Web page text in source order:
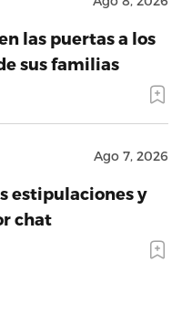
las puertas a los
sus familias
Ago 7, 2026
estipulaciones y
chat